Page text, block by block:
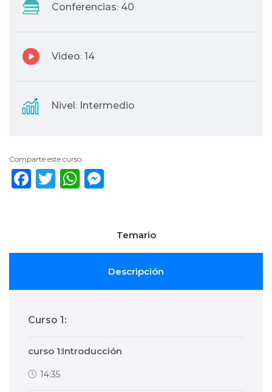
Conferencias: 40
Video: 14
Nivel: Intermedio
Comparte este curso:
Facebook
Twitter
WhatsApp
Temario
Descripción
Curso 1:
curso 1:Introducción
14:35